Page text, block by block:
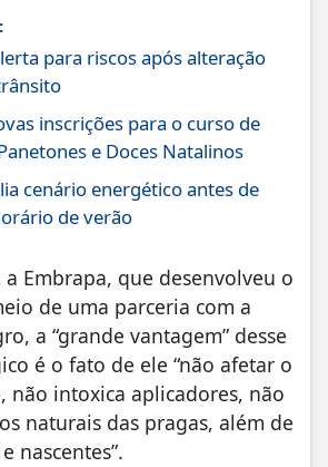
para riscos após alteração
inscrições para o curso de
e Doces Natalinos
cenário energético antes de
de verão
Embrapa, que desenvolveu o
de uma parceria com a
a “grande vantagem” desse
é o fato de ele “não afetar o
não intoxica aplicadores, não
naturais das pragas, além de
nascentes”.